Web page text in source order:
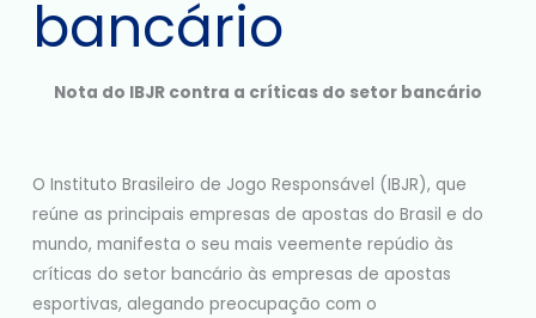
bancário
Nota do IBJR contra a críticas do setor bancário
O Instituto Brasileiro de Jogo Responsável (IBJR), que
reúne as principais empresas de apostas do Brasil e do
mundo, manifesta o seu mais veemente repúdio às
críticas do setor bancário às empresas de apostas
esportivas, alegando preocupação com o